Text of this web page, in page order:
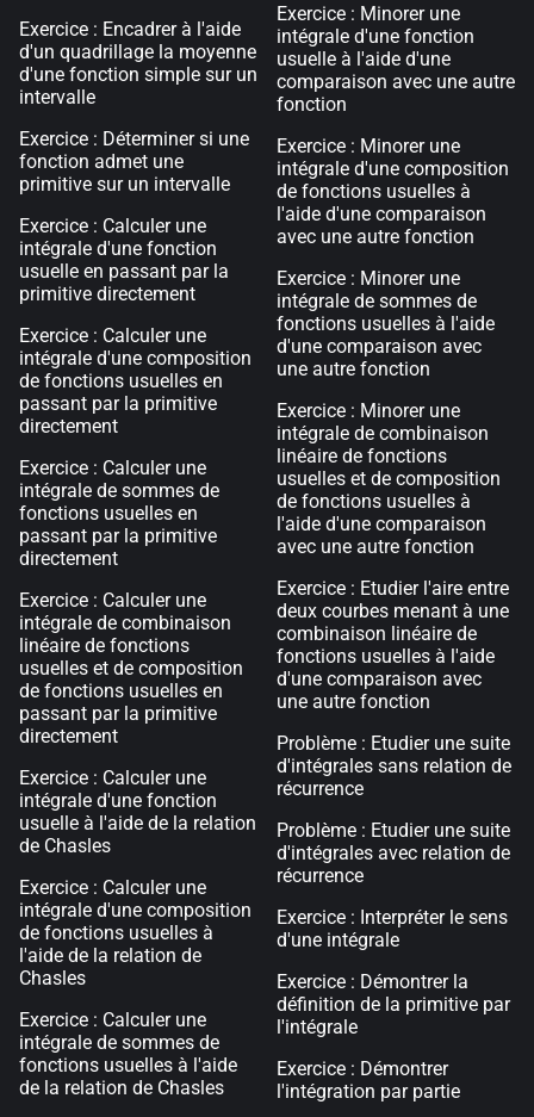
Exercice : Encadrer à l'aide
d'un quadrillage la moyenne
d'une fonction simple sur un
intervalle
Exercice : Déterminer si une
fonction admet une
primitive sur un intervalle
Exercice : Calculer une
intégrale d'une fonction
usuelle en passant par la
primitive directement
Exercice : Calculer une
intégrale d'une composition
de fonctions usuelles en
passant par la primitive
directement
Exercice : Calculer une
intégrale de sommes de
fonctions usuelles en
passant par la primitive
directement
Exercice : Calculer une
intégrale de combinaison
linéaire de fonctions
usuelles et de composition
de fonctions usuelles en
passant par la primitive
directement
Exercice : Calculer une
intégrale d'une fonction
usuelle à l'aide de la relation
de Chasles
Exercice : Calculer une
intégrale d'une composition
de fonctions usuelles à
l'aide de la relation de
Chasles
Exercice : Calculer une
intégrale de sommes de
fonctions usuelles à l'aide
de la relation de Chasles
Exercice : Minorer une
intégrale d'une fonction
usuelle à l'aide d'une
comparaison avec une autre
fonction
Exercice : Minorer une
intégrale d'une composition
de fonctions usuelles à
l'aide d'une comparaison
avec une autre fonction
Exercice : Minorer une
intégrale de sommes de
fonctions usuelles à l'aide
d'une comparaison avec
une autre fonction
Exercice : Minorer une
intégrale de combinaison
linéaire de fonctions
usuelles et de composition
de fonctions usuelles à
l'aide d'une comparaison
avec une autre fonction
Exercice : Etudier l'aire entre
deux courbes menant à une
combinaison linéaire de
fonctions usuelles à l'aide
d'une comparaison avec
une autre fonction
Problème : Etudier une suite
d'intégrales sans relation de
récurrence
Problème : Etudier une suite
d'intégrales avec relation de
récurrence
Exercice : Interpréter le sens
d'une intégrale
Exercice : Démontrer la
définition de la primitive par
l'intégrale
Exercice : Démontrer
l'intégration par partie